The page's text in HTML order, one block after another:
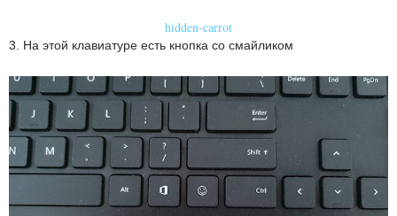
hidden-carrot
3. На этой клавиатуре есть кнопка со смайликом